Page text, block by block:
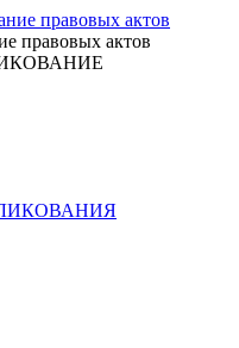
правовых актов